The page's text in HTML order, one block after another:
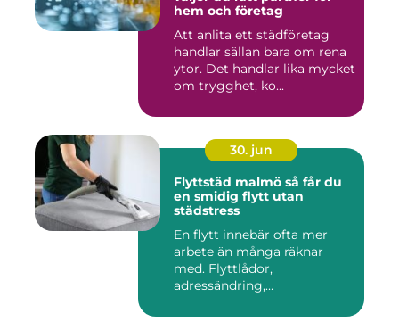
hem och företag
Att anlita ett städföretag
handlar sällan bara om rena
ytor. Det handlar lika mycket
om trygghet, ko...
30. jun
Flyttstäd malmö så får du
en smidig flytt utan
städstress
En flytt innebär ofta mer
arbete än många räknar
med. Flyttlådor,
adressändring,